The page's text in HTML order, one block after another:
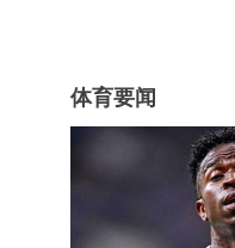
体育要闻